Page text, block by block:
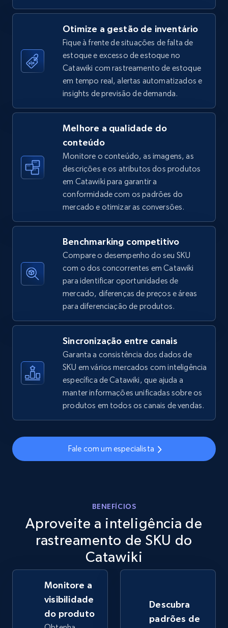
price, Final price, Discount percent, and more.
667+ Comece agora
TikTok Shop - discover records by shop url
price, Final price, Discount percent, and more.
5.4K+ 667+ Comece agora
Amazon sellers info
Seller id, URL, Seller name, Description, Detailed
info, Stars, Feedbacks, Return policy, and more.
2.5K+ 378+ Comece agora
Seller reviews, Breadcrumbs, Root category, and
2.5K+ 359+ Comece agora
URL, Product id, Title, Seller name, Seller rating,
359+ Comece agora
eBay - Collect products from shops on eBay
URL, Product id, Title, Seller name, Seller rating,
Seller reviews, Breadcrumbs, Root category, and
more.
2.5K+ Comece agora
Otimize a gestão de inventário
Fique à frente de situações de falta de
estoque e excesso de estoque no
Catawiki com rastreamento de estoque
em tempo real, alertas automatizados e
insights de previsão de demanda.
Melhore a qualidade do
conteúdo
Monitore o conteúdo, as imagens, as
descrições e os atributos dos produtos
em Catawiki para garantir a
conformidade com os padrões do
mercado e otimizar as conversões.
Benchmarking competitivo
Compare o desempenho do seu SKU
com o dos concorrentes em Catawiki
para identificar oportunidades de
mercado, diferenças de preços e áreas
para diferenciação de produtos.
Sincronização entre canais
Garanta a consistência dos dados de
SKU em vários mercados com inteligência
específica de Catawiki, que ajuda a
manter informações unificadas sobre os
produtos em todos os canais de vendas.
Fale com um especialista
BENEFÍCIOS
Aproveite a inteligência de
rastreamento de SKU do
Catawiki
Monitore a
visibilidade
do produto
Descubra
padrões de